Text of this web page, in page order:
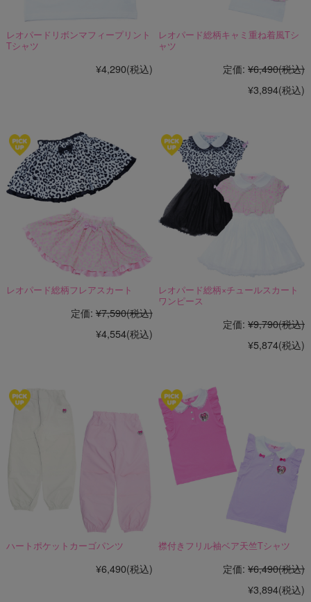
レオパードリボンマフィープリント
Tシャツ
¥4,290(税込)
レオパード総柄キャミ重ね着風Tシ
ャツ
定価: ¥6,490(税込)
¥3,894(税込)
レオパード総柄フレアスカート
定価: ¥7,590(税込)
¥4,554(税込)
レオパード総柄×チュールスカート
ワンピース
定価: ¥9,790(税込)
¥5,874(税込)
ハートポケットカーゴパンツ
¥6,490(税込)
襟付きフリル袖ベア天竺Tシャツ
定価: ¥6,490(税込)
¥3,894(税込)